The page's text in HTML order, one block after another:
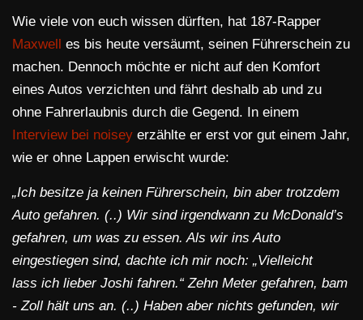
Wie viele von euch wissen dürften, hat 187-Rapper
Maxwell
es bis heute versäumt, seinen Führerschein zu
machen. Dennoch möchte er nicht auf den Komfort
eines Autos verzichten und fährt deshalb ab und zu
ohne Fahrerlaubnis durch die Gegend. In einem
Interview bei noisey erzählte er erst vor gut einem Jahr,
wie er ohne Lappen erwischt wurde:
„Ich besitze ja keinen Führerschein, bin aber trotzdem
Auto gefahren. (..) Wir sind irgendwann zu McDonald’s
gefahren, um was zu essen. Als wir ins Auto
eingestiegen sind, dachte ich mir noch: „Vielleicht
lass ich lieber Joshi fahren.“ Zehn Meter gefahren, bam
- Zoll hält uns an. (..) Haben aber nichts gefunden, wir